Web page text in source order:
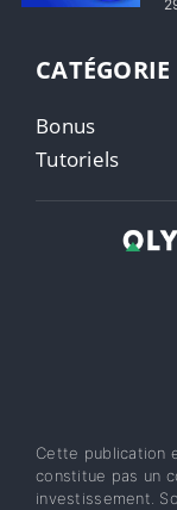
Bonus
Tutoriels
Cette publication
constitue pas un
investissement.